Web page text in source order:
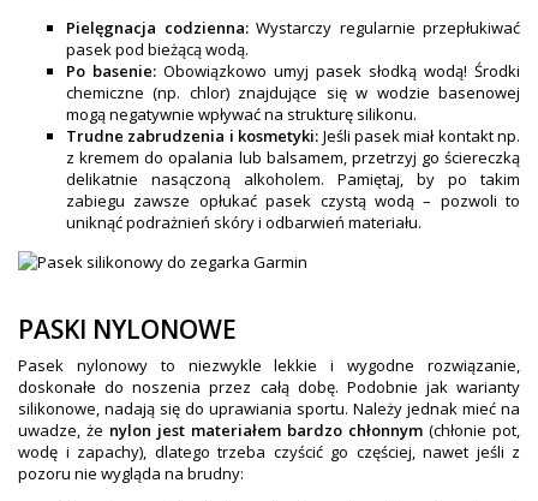
Pielęgnacja codzienna:Wystarczy regularnie przepłukiwać
pasek pod bieżącą wodą.
Po basenie: Obowiązkowo umyj pasek słodką wodą! Środki
chemiczne (np. chlor) znajdujące się w wodzie basenowej
mogą negatywnie wpływać na strukturę silikonu.
Trudne zabrudzenia i kosmetyki: Jeśli pasek miał kontakt np.
z kremem do opalania lub balsamem, przetrzyj go ściereczką
delikatnie nasączoną alkoholem. Pamiętaj, by po takim
zabiegu zawsze opłukać pasek czystą wodą – pozwoli to
uniknąć podrażnień skóry i odbarwień materiału.
PASKI NYLONOWE
Pasek nylonowy to niezwykle lekkie i wygodne rozwiązanie,
doskonałe do noszenia przez całą dobę. Podobnie jak warianty
silikonowe, nadają się do uprawiania sportu. Należy jednak mieć na
uwadze, że nylon jest materiałem bardzo chłonnym (chłonie pot,
wodę i zapachy), dlatego trzeba czyścić go częściej, nawet jeśli z
pozoru nie wygląda na brudny: